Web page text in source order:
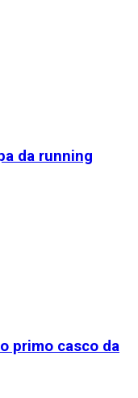
da running
primo casco da